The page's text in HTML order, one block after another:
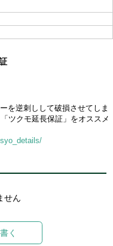
を逆刺しして破損させてしま
ツクモ延長保証」をオススメ
せん
く